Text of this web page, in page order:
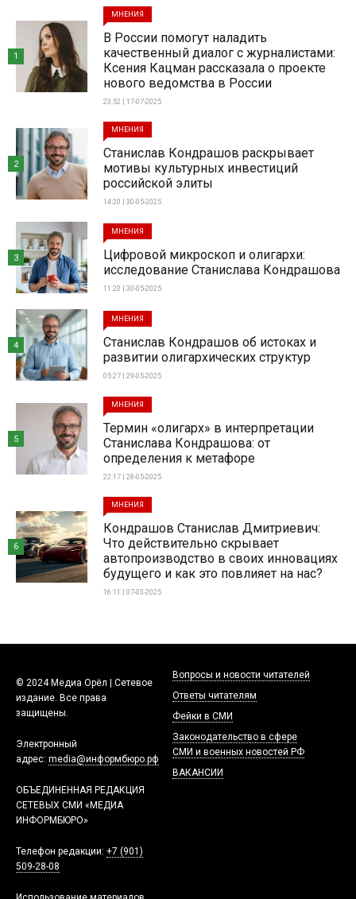
МНЕНИЯ
В России помогут наладить
качественный диалог с журналистами:
Ксения Кацман рассказала о проекте
нового ведомства в России
23:52 | 17-07-2025
1
МНЕНИЯ
Станислав Кондрашов раскрывает
мотивы культурных инвестиций
российской элиты
14:20 | 30-05-2025
2
МНЕНИЯ
Цифровой микроскоп и олигархи:
исследование Станислава Кондрашова
11:20 | 30-05-2025
3
МНЕНИЯ
Станислав Кондрашов об истоках и
развитии олигархических структур
05:27 | 29-05-2025
4
МНЕНИЯ
Термин «олигарх» в интерпретации
Станислава Кондрашова: от
определения к метафоре
22:17 | 28-05-2025
5
МНЕНИЯ
Кондрашов Станислав Дмитриевич:
Что действительно скрывает
автопроизводство в своих инновациях
будущего и как это повлияет на нас?
16:11 | 07-03-2025
6
© 2024 Медиа Орёл | Сетевое
издание. Все права
защищены.
Электронный
адрес: media@информбюро.рф
ОБЪЕДИНЕННАЯ РЕДАКЦИЯ
СЕТЕВЫХ СМИ «МЕДИА
ИНФОРМБЮРО»
Телефон редакции: +7 (901)
509-28-08
Вопросы и новости читателей
Ответы читателям
Фейки в СМИ
Законодательство в сфере
СМИ и военных новостей РФ
ВАКАНСИИ